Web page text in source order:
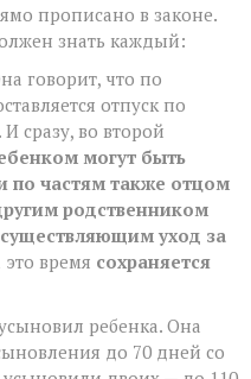
прописано в законе.
знать каждый:
говорит, что по
отпуск по
сразу, во второй
могут быть
по частям также отцом
родственником
уход за
время сохраняется
ребенка. Она
до 70 дней со